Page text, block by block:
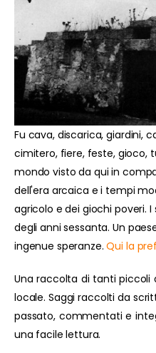
Fu cava, discarica, giardini,
cimitero, fiere, feste, gioco,
mondo visto da qui in
dell'era arcaica e i tempi
agricolo e dei giochi poveri.
degli anni sessanta. Un
ingenue speranze.Qui la
Una raccolta di tanti piccoli
locale. Saggi raccolti da
passato, commentati e
una facile lettura.